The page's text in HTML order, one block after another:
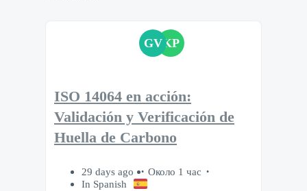
GVKP
ISO 14064 en acción:
Validación y Verificación de
Huella de Carbono
29 days ago
Около 1 час
In Spanish